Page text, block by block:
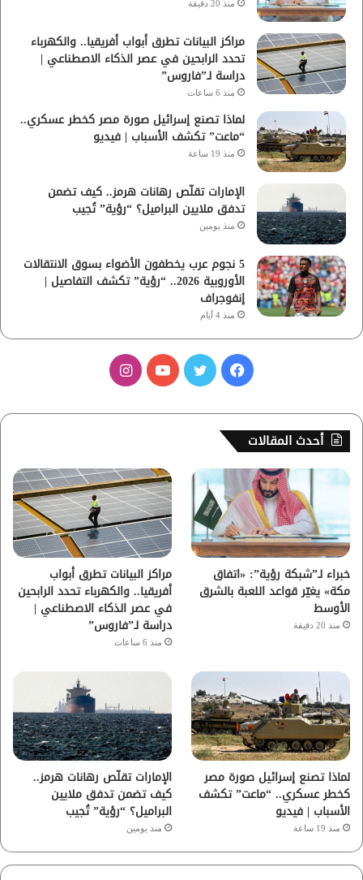
منذ 20 دقيقة
مراكز البيانات تطرق أبواب أفريقيا.. والكهرباء
تحدد الرابحين في عصر الذكاء الاصطناعي |
دراسة لـ”فاروس”
منذ 6 ساعات
لماذا تصنع إسرائيل صورة مصر كخطر عسكري..
“ماعت” تكشف الأسباب | فيديو
منذ 19 ساعة
الإمارات تقلّص رهانات هرمز.. كيف تضمن
تدفق ملايين البراميل؟ “رؤية” تُجيب
منذ يومين
5 نجوم عرب يخطفون الأضواء بسوق الانتقالات
الأوروبية 2026.. “رؤية” تكشف التفاصيل |
إنفوجراف
منذ 4 أيام
س
ب
و
ك
ي
و
ب
ت
ق
ر
م
أحدث المقالات
خبراء لـ”شبكة رؤية”: «اتفاق
مكة» يغيّر قواعد اللعبة بالشرق
الأوسط
منذ 20 دقيقة
مراكز البيانات تطرق أبواب
أفريقيا.. والكهرباء تحدد الرابحين
في عصر الذكاء الاصطناعي |
دراسة لـ”فاروس”
منذ 6 ساعات
لماذا تصنع إسرائيل صورة مصر
كخطر عسكري.. “ماعت” تكشف
الأسباب | فيديو
منذ 19 ساعة
الإمارات تقلّص رهانات هرمز..
كيف تضمن تدفق ملايين
البراميل؟ “رؤية” تُجيب
منذ يومين